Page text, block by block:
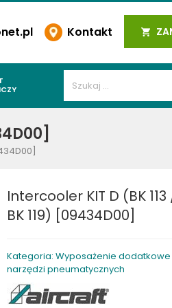
Kontakt
SPAWALNICZE
Intercooler KIT D (BK 113
BK 119) [09434D00]
Kategoria: Wyposażenie dodatkowe
narzędzi pneumatycznych